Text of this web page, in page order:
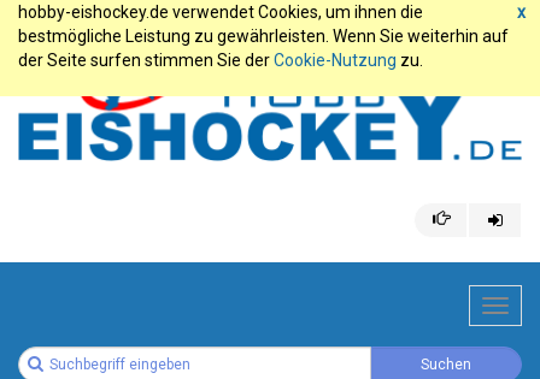
x
hobby-eishockey.de verwendet Cookies, um ihnen die
bestmögliche Leistung zu gewährleisten. Wenn Sie weiterhin auf
der Seite surfen stimmen Sie derCookie-Nutzung zu.